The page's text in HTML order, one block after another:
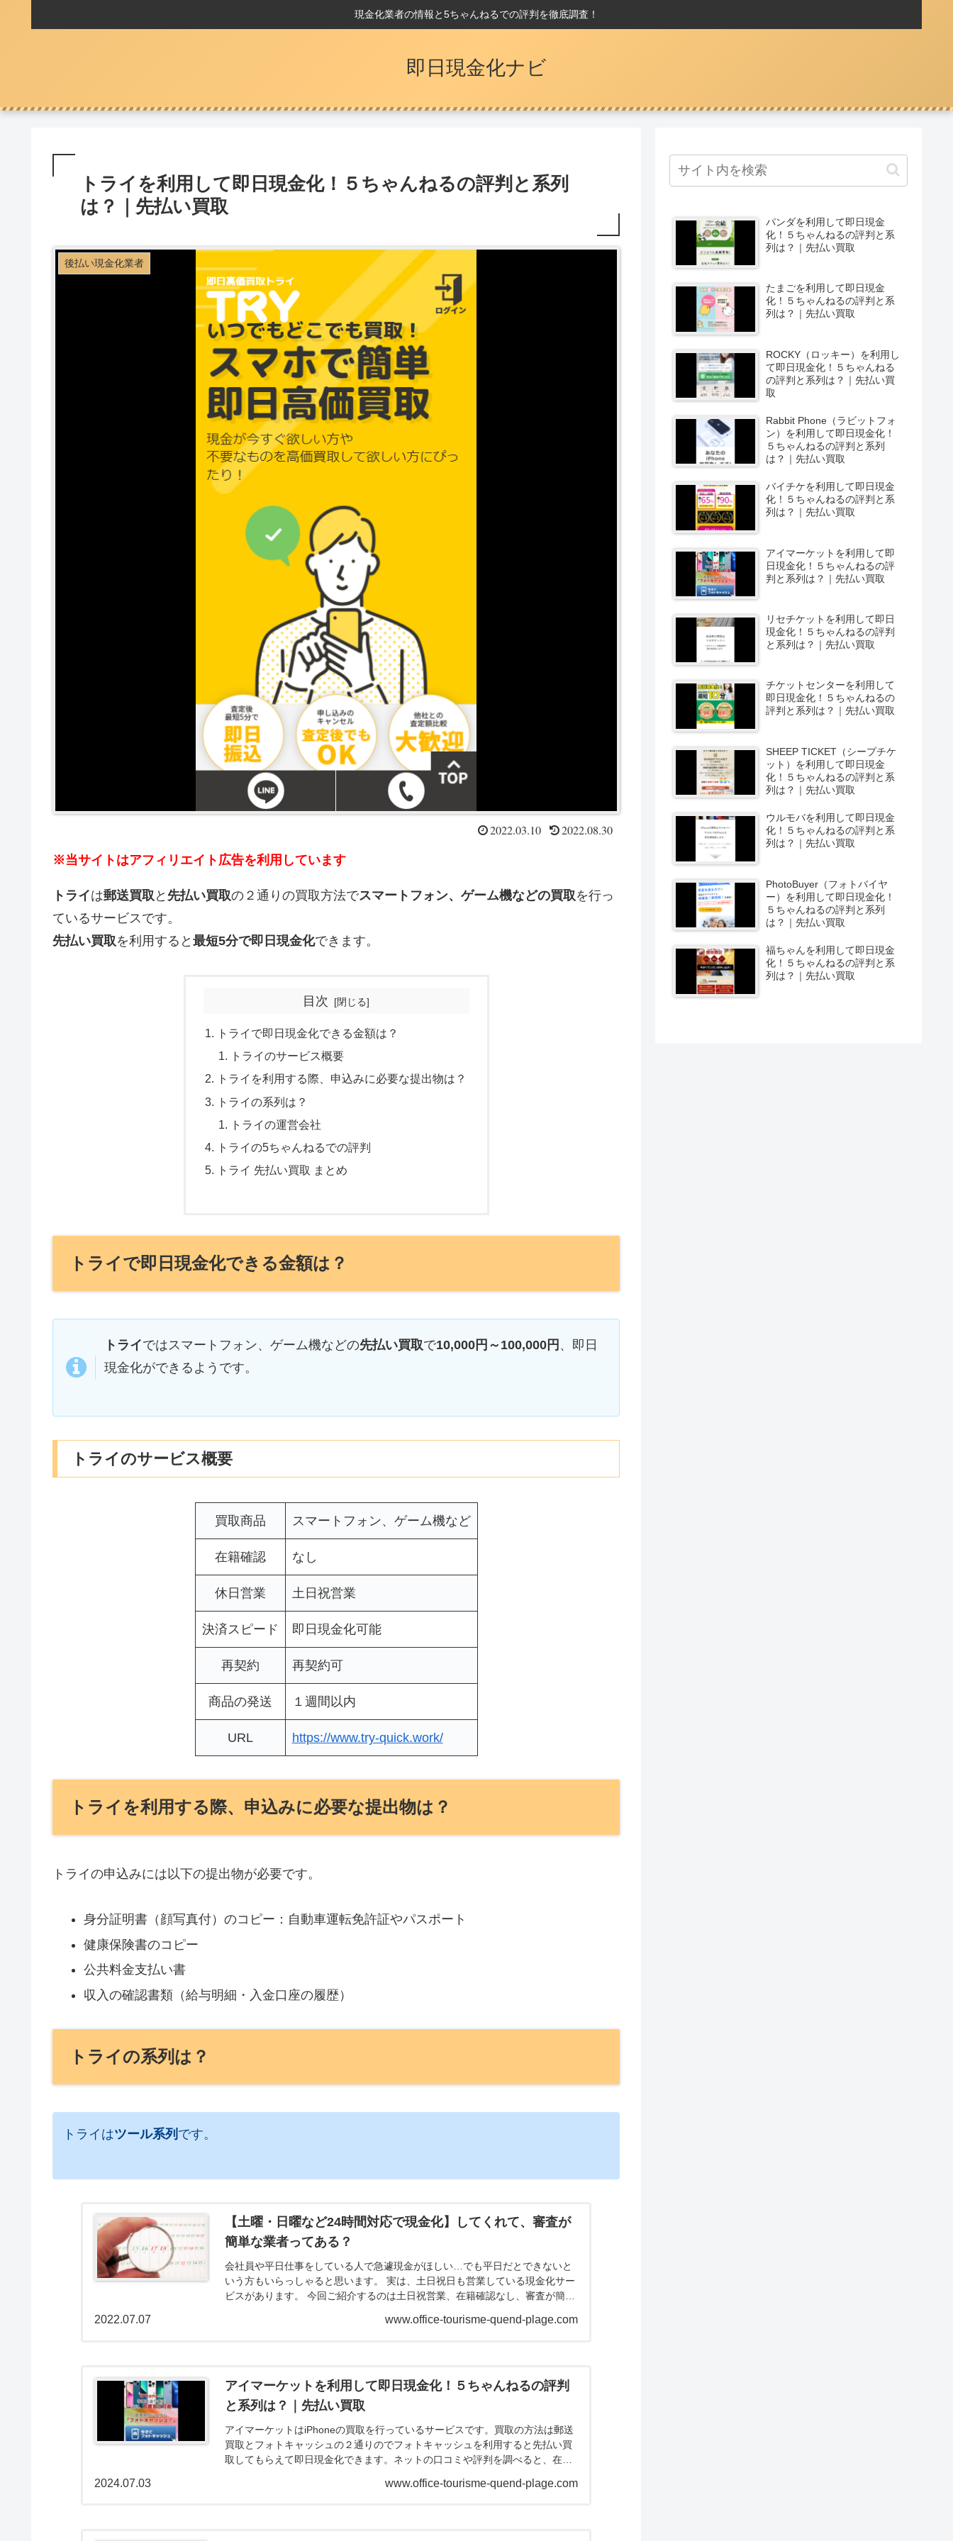
現金化業者の情報と5ちゃんねるでの評判を徹底調査！
即日現金化ナビ
トライを利用して即日現金化！５ちゃんねるの評判と系列
は？｜先払い買取
後払い現金化業者
2022.03.10 2022.08.30
※当サイトはアフィリエイト広告を利用しています
トライは郵送買取 と 先払い買取の２通りの買取方法でスマートフォン、ゲーム機などの買取を行っ
ているサービスです。
先払い買取を利用すると 最短5分で即日現金化できます。
目次
トライで即日現金化できる金額は？
トライのサービス概要
トライを利用する際、申込みに必要な提出物は？
トライの系列は？
トライの運営会社
トライの5ちゃんねるでの評判
トライ 先払い買取 まとめ
トライで即日現金化できる金額は？
トライではスマートフォン、ゲーム機などの先払い買取で10,000円～100,000円 、即日
現金化ができるようです。
トライのサービス概要
買取商品 スマートフォン、ゲーム機など
在籍確認 なし
休日営業 土日祝営業
決済スピード 即日現金化可能
再契約 再契約可
商品の発送 １週間以内
URL https://www.try-quick.work/
トライを利用する際、申込みに必要な提出物は？
トライの申込みには以下の提出物が必要です。
身分証明書（顔写真付）のコピー：自動車運転免許証やパスポート
健康保険書のコピー
公共料金支払い書
収入の確認書類（給与明細・入金口座の履歴）
トライの系列は？
トライはツール系列 です。
【土曜・日曜など24時間対応で現金化】してくれて、審査が
簡単な業者ってある？
会社員や平日仕事をしている人で急遽現金がほしい…でも平日だとできないと
いう方もいらっしゃると思います。 実は、土日祝日も営業している現金化サー
ビスがあります。 今回ご紹介するのは土日祝営業、在籍確認なし、審査が簡単
www.office-tourisme-quend-plage.com
2022.07.07
アイマーケットを利用して即日現金化！５ちゃんねるの評判
と系列は？｜先払い買取
アイマーケットはiPhoneの買取を行っているサービスです。買取の方法は郵送
買取とフォトキャッシュの２通りのでフォトキャッシュを利用すると先払い買
取してもらえて即日現金化できます。ネットの口コミや評判を調べると、在籍
www.office-tourisme-quend-plage.com
2024.07.03
パンダを利用して即日現金
化！５ちゃんねるの評判と系
列は？｜先払い買取
たまごを利用して即日現金
化！５ちゃんねるの評判と系
列は？｜先払い買取
ROCKY（ロッキー）を利用し
て即日現金化！５ちゃんねる
の評判と系列は？｜先払い買
取
Rabbit Phone（ラビットフォ
ン）を利用して即日現金化！
５ちゃんねるの評判と系列
は？｜先払い買取
バイチケを利用して即日現金
化！５ちゃんねるの評判と系
列は？｜先払い買取
アイマーケットを利用して即
日現金化！５ちゃんねるの評
判と系列は？｜先払い買取
リセチケットを利用して即日
現金化！５ちゃんねるの評判
と系列は？｜先払い買取
チケットセンターを利用して
即日現金化！５ちゃんねるの
評判と系列は？｜先払い買取
SHEEP TICKET（シープチケ
ット）を利用して即日現金
化！５ちゃんねるの評判と系
列は？｜先払い買取
ウルモバを利用して即日現金
化！５ちゃんねるの評判と系
列は？｜先払い買取
PhotoBuyer（フォトバイヤ
ー）を利用して即日現金化！
５ちゃんねるの評判と系列
は？｜先払い買取
福ちゃんを利用して即日現金
化！５ちゃんねるの評判と系
列は？｜先払い買取